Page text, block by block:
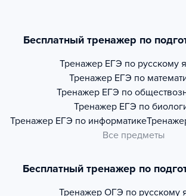
Бесплатный тренажер по
Тренажер ЕГЭ по русскому
Тренажер ЕГЭ по
Тренажер ЕГЭ по
Тренажер ЕГЭ по
Тренажер ЕГЭ по информатике
Все предметы
Бесплатный тренажер по
Тренажер ОГЭ по русскому